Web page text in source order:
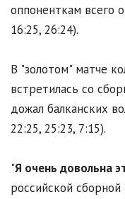
оппоненткам всего
16:25, 26:24).
В "золотом" матче
встретилась со
дожал балканских
22:25, 25:23, 7:15).
"Я очень довольна
российской